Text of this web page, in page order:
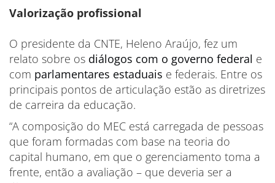
Valorização profissional
O presidente da CNTE, Heleno Araújo, fez um
relato sobre os diálogos com o governo federal e
com parlamentares estaduais e federais. Entre os
principais pontos de articulação estão as diretrizes
de carreira da educação.
“A composição do MEC está carregada de pessoas
que foram formadas com base na teoria do
capital humano, em que o gerenciamento toma a
frente, então a avaliação – que deveria ser a